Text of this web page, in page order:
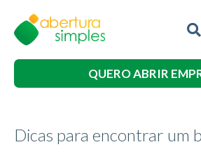
QUERO ABRIR
Dicas para encontrar um